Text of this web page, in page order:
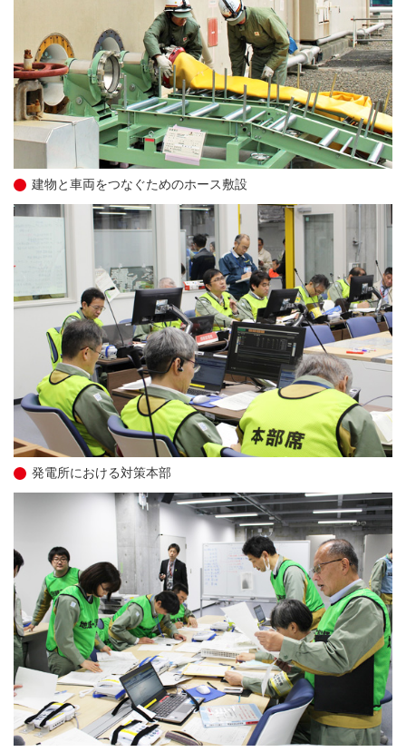
建物と車両をつなぐためのホース敷設
発電所における対策本部